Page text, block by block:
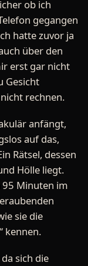
ob ich
gegangen
hatte zuvor ja
über den
erst gar nicht
Gesicht
rechnen.
anfängt,
auf das,
Rätsel, dessen
Hölle liegt.
95 Minuten im
sie die
kennen.
sich die